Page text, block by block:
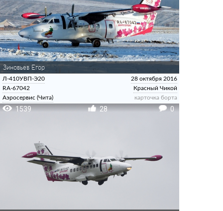
Зиновьев Егор
Л-410УВП-Э20
RA-67042
Аэросервис (Чита)
28 октября 2016
Красный Чикой
карточка борта
1539 28 0